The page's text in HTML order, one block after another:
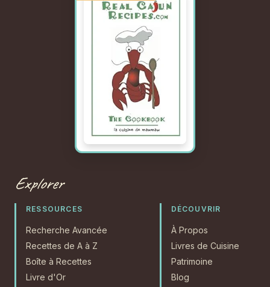
Explorer
RESSOURCES
Recherche Avancée
Recettes de A à Z
Boîte à Recettes
Livre d'Or
DÉCOUVRIR
À Propos
Livres de Cuisine
Patrimoine
Blog